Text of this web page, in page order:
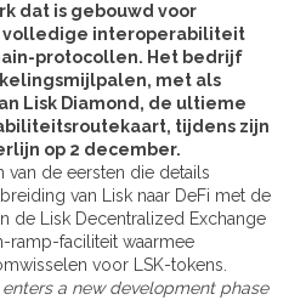
dat is gebouwd voor
volledige interoperabiliteit
protocollen. Het bedrijf
met als
Lisk Diamond, de ultieme
tijdens zijn
op 2 december.
van de eersten die details
van Lisk naar DeFi met de
de Lisk Decentralized Exchange
ramp-faciliteit waarmee
voor LSK-tokens.
a new development phase